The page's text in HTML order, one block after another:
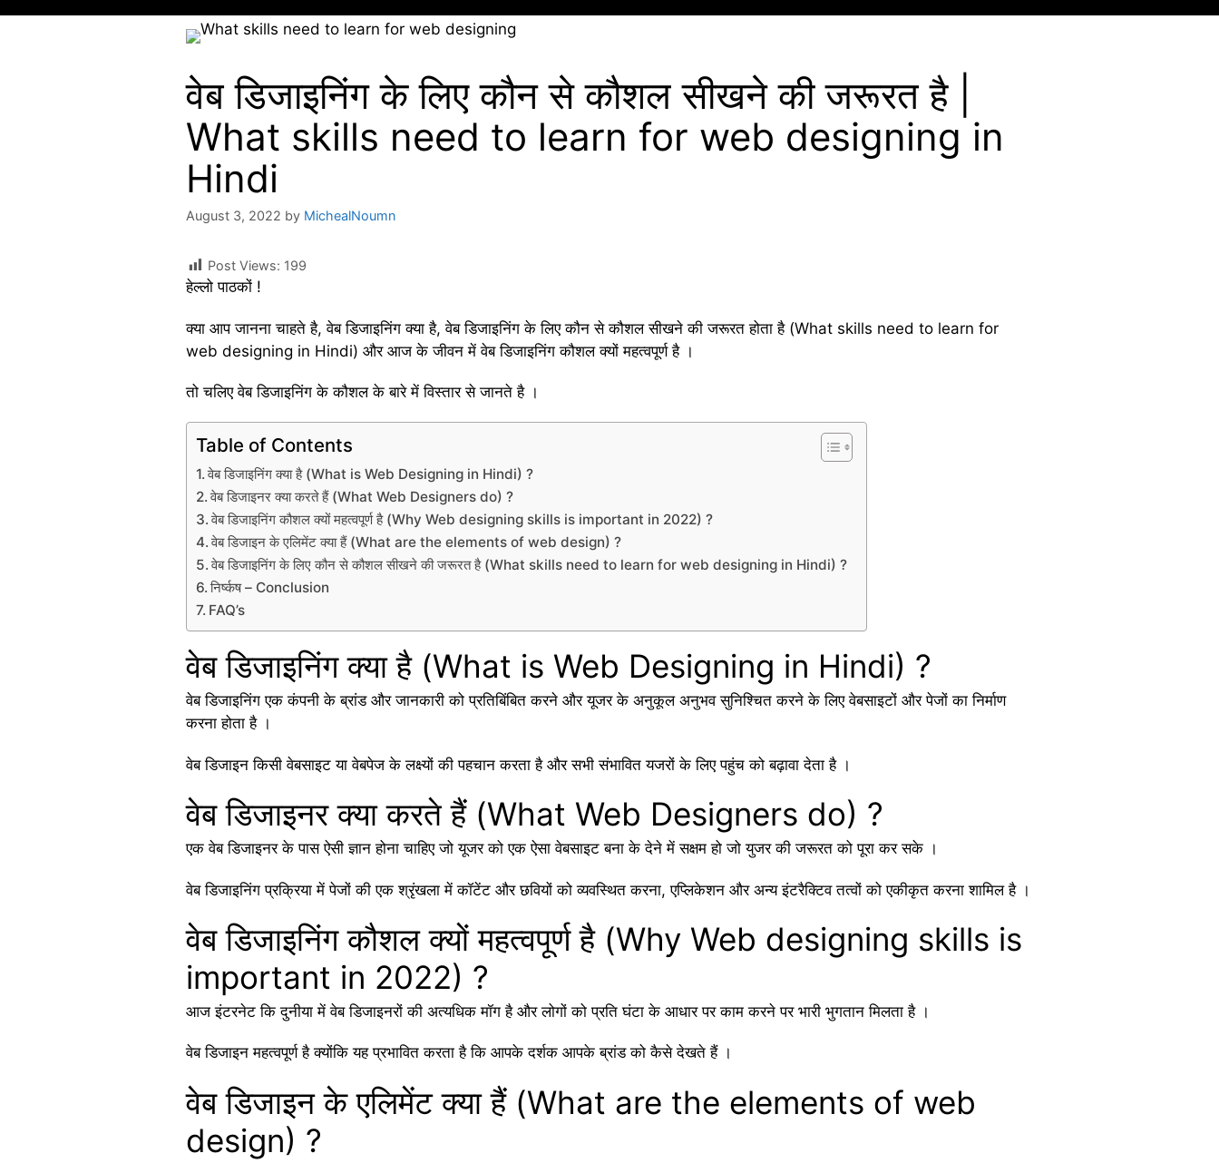
वेब डिजाइनिंग के लिए कौन से कौशल सीखने की जरूरत है |
What skills need to learn for web designing in
Hindi
August 3, 2022 by MichealNoumn
Post Views: 199
हेल्लो पाठकों !
क्या आप जानना चाहते है, वेब डिजाइनिंग क्या है, वेब डिजाइनिंग के लिए कौन से कौशल सीखने की जरूरत होता है (What skills need to learn for
web designing in Hindi) और आज के जीवन में वेब डिजाइनिंग कौशल क्यों महत्वपूर्ण है ।
तो चलिए वेब डिजाइनिंग के कौशल के बारे में विस्तार से जानते है ।
Table of Contents
वेब डिजाइनिंग क्या है (What is Web Designing in Hindi) ?
वेब डिजाइनर क्या करते हैं (What Web Designers do) ?
वेब डिजाइनिंग कौशल क्यों महत्वपूर्ण है (Why Web designing skills is important in 2022) ?
वेब डिजाइन के एलिमेंट क्या हैं (What are the elements of web design) ?
वेब डिजाइनिंग के लिए कौन से कौशल सीखने की जरूरत है (What skills need to learn for web designing in Hindi) ?
निर्ष्कष – Conclusion
FAQ’s
वेब डिजाइनिंग क्या है (What is Web Designing in Hindi) ?
वेब डिजाइनिंग एक कंपनी के ब्रांड और जानकारी को प्रतिबिंबित करने और यूजर के अनुकूल अनुभव सुनिश्चित करने के लिए वेबसाइटों और पेजों का निर्माण
करना होता है ।
वेब डिजाइन किसी वेबसाइट या वेबपेज के लक्ष्यों की पहचान करता है और सभी संभावित यजरों के लिए पहुंच को बढ़ावा देता है ।
वेब डिजाइनर क्या करते हैं (What Web Designers do) ?
एक वेब डिजाइनर के पास ऐसी ज्ञान होना चाहिए जो यूजर को एक ऐसा वेबसाइट बना के देने में सक्षम हो जो युजर की जरूरत को पूरा कर सके ।
वेब डिजाइनिंग प्रक्रिया में पेजों की एक श्रृंखला में कॉटेंट और छवियों को व्यवस्थित करना, एप्लिकेशन और अन्य इंटरैक्टिव तत्वों को एकीकृत करना शामिल है ।
वेब डिजाइनिंग कौशल क्यों महत्वपूर्ण है (Why Web designing skills is
important in 2022) ?
आज इंटरनेट कि दुनीया में वेब डिजाइनरों की अत्यधिक मॉग है और लोगों को प्रति घंटा के आधार पर काम करने पर भारी भुगतान मिलता है ।
वेब डिजाइन महत्वपूर्ण है क्योंकि यह प्रभावित करता है कि आपके दर्शक आपके ब्रांड को कैसे देखते हैं ।
वेब डिजाइन के एलिमेंट क्या हैं (What are the elements of web
design) ?